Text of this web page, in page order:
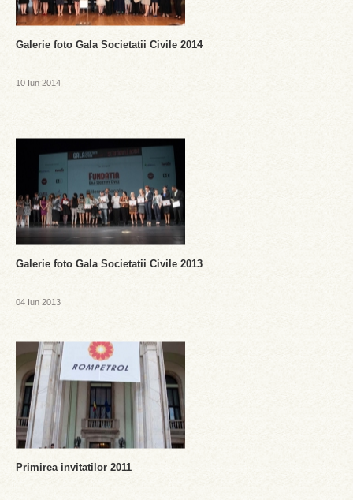
Galerie foto Gala Societatii Civile 2014
10 Iun 2014
Galerie foto Gala Societatii Civile 2013
04 Iun 2013
Primirea invitatilor 2011